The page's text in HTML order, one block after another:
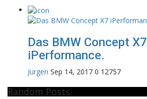
Das BMW Concept X7
iPerformance.
Jürgen Sep 14, 2017 0 12757
Random Posts